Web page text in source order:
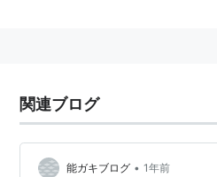
関連ブログ
能ガキブログ • 1年前